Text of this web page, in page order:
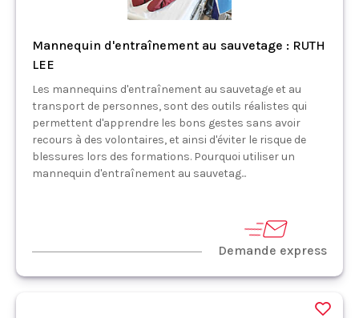
Mannequin d'entraînement au sauvetage : RUTH
LEE
Les mannequins d'entraînement au sauvetage et au
transport de personnes, sont des outils réalistes qui
permettent d'apprendre les bons gestes sans avoir
recours à des volontaires, et ainsi d'éviter le risque de
blessures lors des formations. Pourquoi utiliser un
mannequin d'entraînement au sauvetag...
Demande express